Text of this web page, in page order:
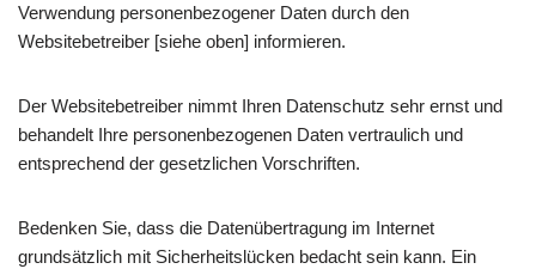
Verwendung personenbezogener Daten durch den
Websitebetreiber [siehe oben] informieren.
Der Websitebetreiber nimmt Ihren Datenschutz sehr ernst und
behandelt Ihre personenbezogenen Daten vertraulich und
entsprechend der gesetzlichen Vorschriften.
Bedenken Sie, dass die Datenübertragung im Internet
grundsätzlich mit Sicherheitslücken bedacht sein kann. Ein